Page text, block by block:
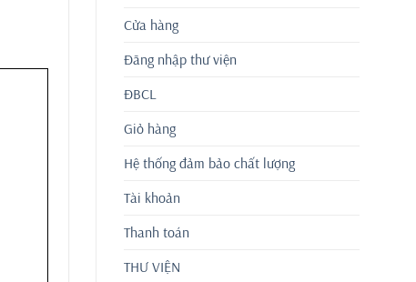
Cửa hàng
Đăng nhập thư viện
ĐBCL
Giỏ hàng
Hệ thống đảm bảo chất lượng
Tài khoản
Thanh toán
THƯ VIỆN